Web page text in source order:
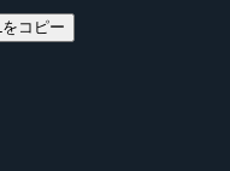
をコピー